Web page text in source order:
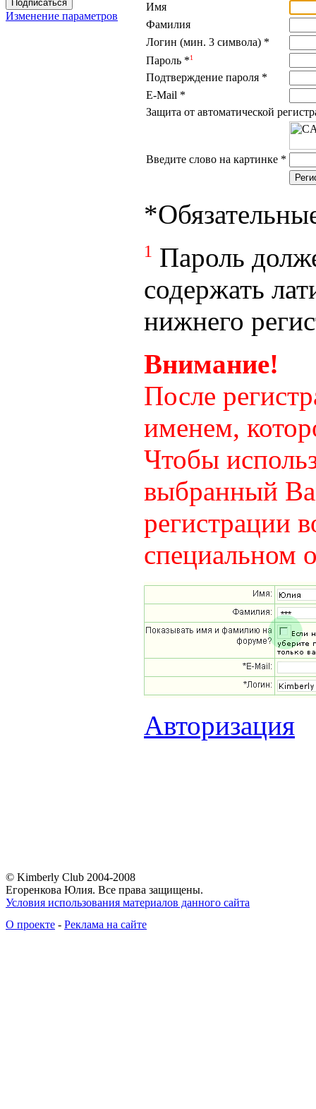
Изменение параметров
Имя
Фамилия
Логин (мин. 3 символа) *
Пароль *1
Подтверждение пароля *
E-Mail *
Защита от автоматической
Введите слово на картинке *
*
1 Пароль
содержать
нижнего
Внимание!
После
именем,
Чтобы
выбранный
регистрации
специальном
Авторизация
© Kimberly Club 2004-2008
Егоренкова Юлия. Все права защищены.
Условия использования материалов данного сайта
О проекте - Реклама на сайте